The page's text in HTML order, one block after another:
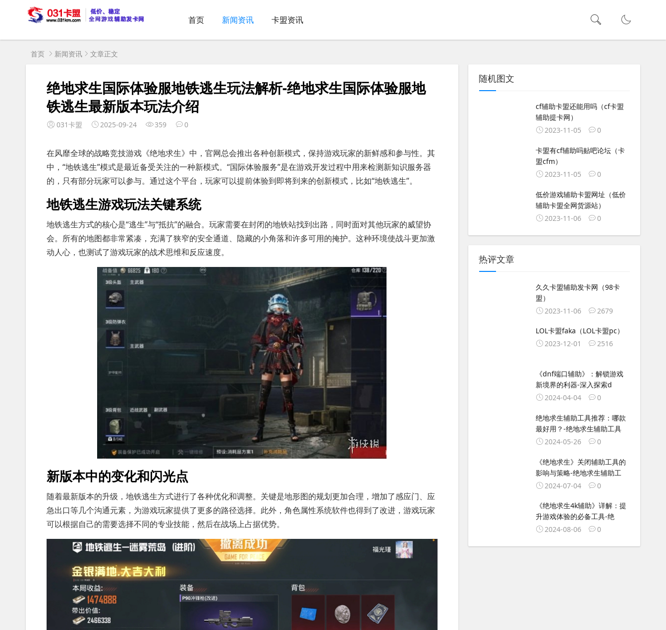
首页 新闻资讯 卡盟资讯
首页 新闻资讯 文章正文
绝地求生国际体验服地铁逃生玩法解析-绝地求生国际体验服地
铁逃生最新版本玩法介绍
031卡盟 2025-09-24 359 0
在风靡全球的战略竞技游戏《绝地求生》中，官网总会推出各种创新模式，保持游戏玩家的新鲜感和参与性。其
中，“地铁逃生”模式是最近备受关注的一种新模式。“国际体验服务”是在游戏开发过程中用来检测新知识服务器
的，只有部分玩家可以参与。通过这个平台，玩家可以提前体验到即将到来的创新模式，比如“地铁逃生”。
地铁逃生游戏玩法关键系统
地铁逃生方式的核心是“逃生”与“抵抗”的融合。玩家需要在封闭的地铁站找到出路，同时面对其他玩家的威望协
会。所有的地图都非常紧凑，充满了狭窄的安全通道、隐藏的小角落和许多可用的掩护。这种环境使战斗更加激
动人心，也测试了游戏玩家的战术思维和反应速度。
新版本中的变化和闪光点
随着最新版本的升级，地铁逃生方式进行了各种优化和调整。关键是地形图的规划更加合理，增加了感应门、应
急出口等几个沟通元素，为游戏玩家提供了更多的路径选择。此外，角色属性系统软件也得到了改进，游戏玩家
可以根据自己的需要选择不同的专业技能，然后在战场上占据优势。
随机图文
cf辅助卡盟还能用吗（cf卡盟
辅助提卡网）
2023-11-05
0
卡盟有cf辅助吗贴吧论坛（卡
盟cfm）
2023-11-05
0
低价游戏辅助卡盟网址（低价
辅助卡盟全网货源站）
2023-11-06
0
热评文章
久久卡盟辅助发卡网（98卡
盟）
2023-11-06
2679
LOL卡盟faka（LOL卡盟pc）
2023-12-01
2516
《dnf端口辅助》：解锁游戏
新境界的利器-深入探索d
2024-04-04
0
绝地求生辅助工具推荐：哪款
最好用？-绝地求生辅助工具
2024-05-26
0
《绝地求生》关闭辅助工具的
影响与策略-绝地求生辅助工
2024-07-04
0
《绝地求生4k辅助》详解：提
升游戏体验的必备工具-绝
2024-08-06
0